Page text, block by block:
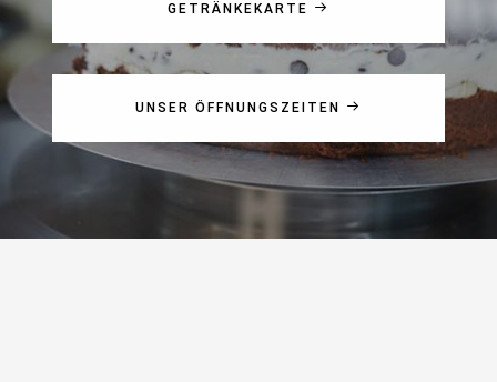
GETRÄNKEKARTE
UNSER ÖFFNUNGSZEITEN